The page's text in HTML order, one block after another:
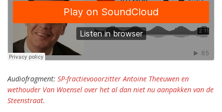
Audiofragment: SP-fractievooorzitter Antoine Theeuwen en
wethouder Van Woensel over het al dan niet nu aanpakken van de
Steenstraat.